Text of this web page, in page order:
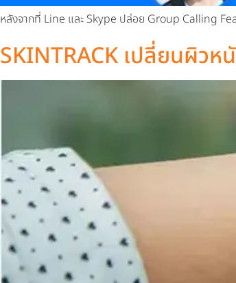
หลังจากที่ Line และ Skype ปล่อย Group Calling
SKINTRACK เปลี่ยนผิวห